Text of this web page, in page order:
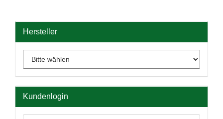
Hersteller
Kundenlogin